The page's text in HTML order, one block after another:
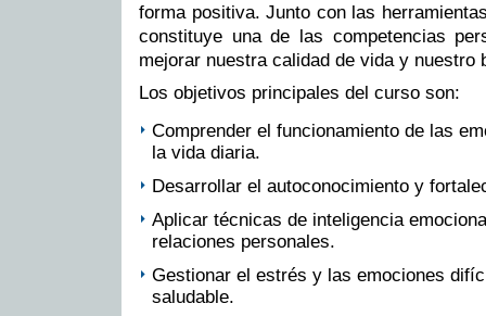
forma positiva. Junto con las
constituye una de las competencias
mejorar nuestra calidad de vida y nuestro
Los objetivos principales del curso son:
Comprender el funcionamiento de las
la vida diaria.
Desarrollar el autoconocimiento y
Aplicar técnicas de inteligencia
relaciones personales.
Gestionar el estrés y las emociones
saludable.